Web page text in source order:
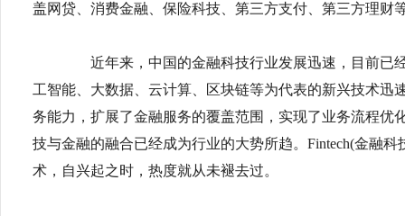
盖网贷、消费金融、保险科技、第三方支付、第三方理财
近年来，中国的金融科技行业发展迅速，目前已
工智能、大数据、云计算、区块链等为代表的新兴技术迅
务能力，扩展了金融服务的覆盖范围，实现了业务流程优
技与金融的融合已经成为行业的大势所趋。Fintech(金融
术，自兴起之时，热度就从未褪去过。